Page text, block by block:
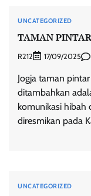
UNCATEGORIZED
TAMAN
R212 17/09/2025
Jogja taman
ditambahkan
komunikasi hibah
diresmikan pada
UNCATEGORIZED